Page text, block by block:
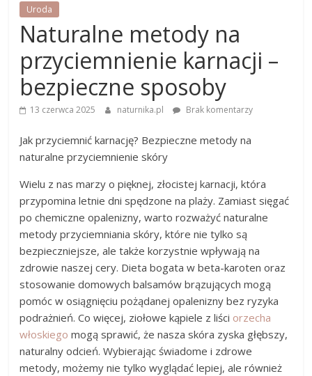
Uroda
Naturalne metody na
przyciemnienie karnacji –
bezpieczne sposoby
13 czerwca 2025 naturnika.pl Brak komentarzy
Jak przyciemnić karnację? Bezpieczne metody na
naturalne przyciemnienie skóry
Wielu z nas marzy o pięknej, złocistej karnacji, która
przypomina letnie dni spędzone na plaży. Zamiast sięgać
po chemiczne opalenizny, warto rozważyć naturalne
metody przyciemniania skóry, które nie tylko są
bezpieczniejsze, ale także korzystnie wpływają na
zdrowie naszej cery. Dieta bogata w beta-karoten oraz
stosowanie domowych balsamów brązujących mogą
pomóc w osiągnięciu pożądanej opalenizny bez ryzyka
podrażnień. Co więcej, ziołowe kąpiele z liści orzecha
włoskiego mogą sprawić, że nasza skóra zyska głębszy,
naturalny odcień. Wybierając świadome i zdrowe
metody, możemy nie tylko wyglądać lepiej, ale również